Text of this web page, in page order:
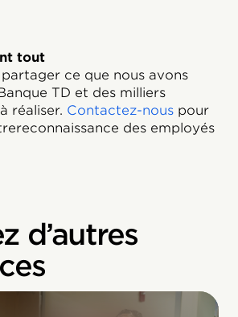
tout
ce que nous avons
TD et des milliers
réaliser. Contactez-nous pour
des employés
d’autres